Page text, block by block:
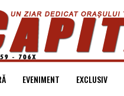
EVENIMENT EXCLUSIV